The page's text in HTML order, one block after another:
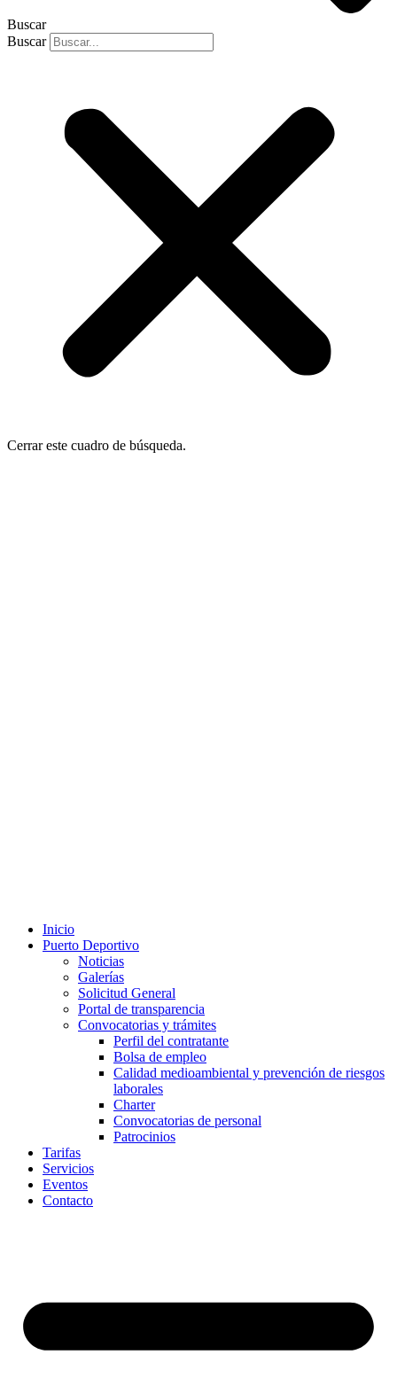
Buscar
Buscar
Cerrar este cuadro de búsqueda.
Inicio
Puerto Deportivo
Noticias
Galerías
Solicitud General
Portal de transparencia
Convocatorias y trámites
Perfil del contratante
Bolsa de empleo
Calidad medioambiental y prevención de riesgos
laborales
Charter
Convocatorias de personal
Patrocinios
Tarifas
Servicios
Eventos
Contacto